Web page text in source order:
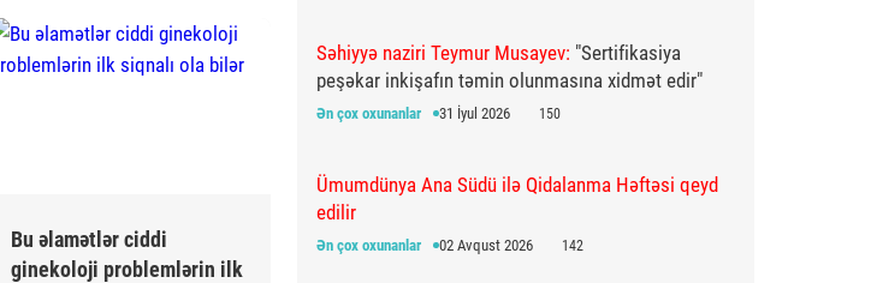
Bu əlamətlər ciddi
ginekoloji problemlərin ilk
Səhiyyə naziri Teymur Musayev: "Sertifikasiya
peşəkar inkişafın təmin olunmasına xidmət edir"
Ən çox oxunanlar 31 İyul 2026 150
Ümumdünya Ana Südü ilə Qidalanma Həftəsi qeyd
edilir
Ən çox oxunanlar 02 Avqust 2026 142